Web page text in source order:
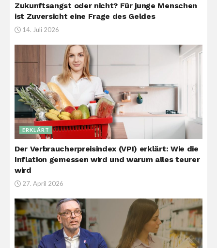
Zukunftsangst oder nicht? Für junge Menschen
ist Zuversicht eine Frage des Geldes
14. Juli 2026
ERKLÄRT
Der Verbraucherpreisindex (VPI) erklärt: Wie die
Inflation gemessen wird und warum alles teurer
wird
27. April 2026